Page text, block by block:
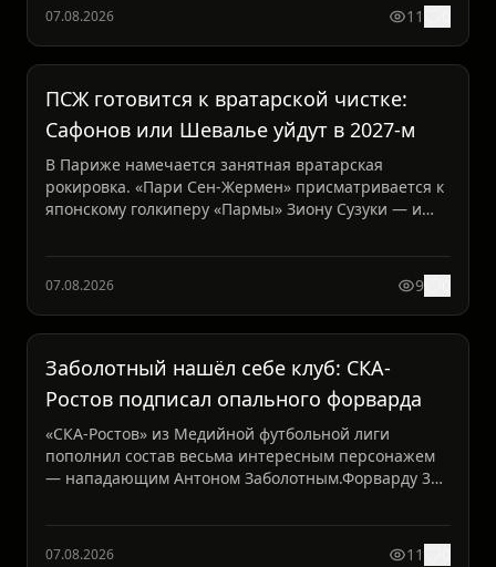
07.08.2026 11
ПСЖ готовится к вратарской чистке:
Сафонов или Шевалье уйдут в 2027-м
В Париже намечается занятная вратарская
рокировка. «Пари Сен-Жермен» присматривается к
японскому голкиперу «Пармы» Зиону Сузуки — и
07.08.2026 9
Заболотный нашёл себе клуб: СКА-
Ростов подписал опального форварда
«СКА-Ростов» из Медийной футбольной лиги
пополнил состав весьма интересным персонажем
— нападающим Антоном Заболотным.Форварду 35
07.08.2026 11